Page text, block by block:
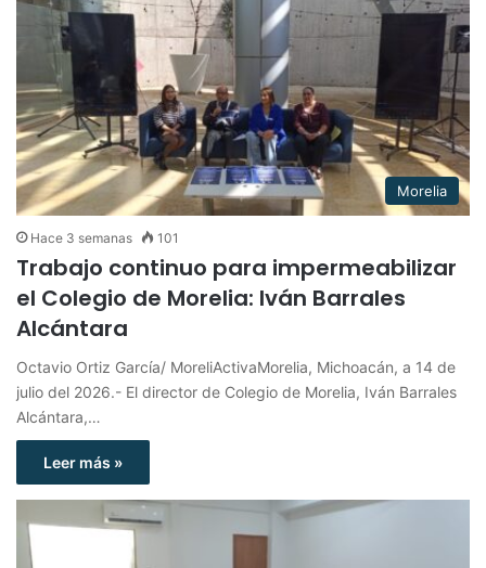
Morelia
Hace 3 semanas 101
Trabajo continuo para impermeabilizar
el Colegio de Morelia: Iván Barrales
Alcántara
Octavio Ortiz García/ MoreliActivaMorelia, Michoacán, a 14 de
julio del 2026.- El director de Colegio de Morelia, Iván Barrales
Alcántara,…
Leer más »